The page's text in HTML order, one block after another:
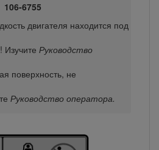
106-6755
двигателя находится под
Изучите Руководство
поверхность, не
Руководство оператора.